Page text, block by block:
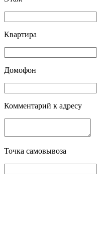
Квартира
Домофон
Комментарий к адресу
Точка самовывоза